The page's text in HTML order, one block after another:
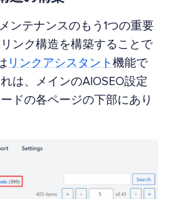
ンテナンスのもう1つの重要
ンク構造を構築することで
リンクアシスタント 機能で
は、メインのAIOSEO設定
ドの各ページの下部にあり